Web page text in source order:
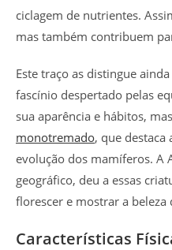
ciclagem de nutrientes.
mas também contribuem
Este traço as distingue
fascínio despertado pelas
sua aparência e hábitos,
monotremado, que destaca
evolução dos mamíferos. A
geográfico, deu a essas
florescer e mostrar a beleza
Características